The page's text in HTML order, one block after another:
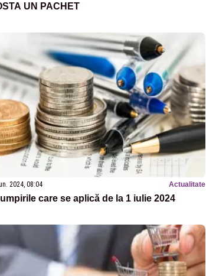
UN PACHET
2024, 08:04 Actualitate
care se aplică de la 1 iulie 2024